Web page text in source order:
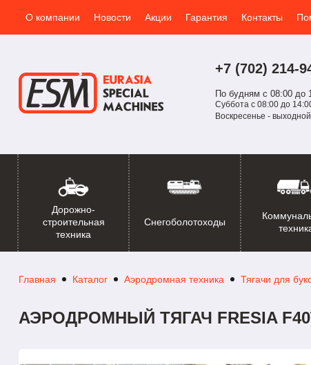
О компании Новости Акции Гарантия Контакты
+7 (702) 214-
По будням с 08:00 до
Суббота с 08:00 до
Воскресенье - выходной
Дорожно-
строительная
техника
Снегоболотоходы
Главная Каталог Аэродромная техника Тягачи для
АЭРОДРОМНЫЙ ТЯГАЧ FRESIA